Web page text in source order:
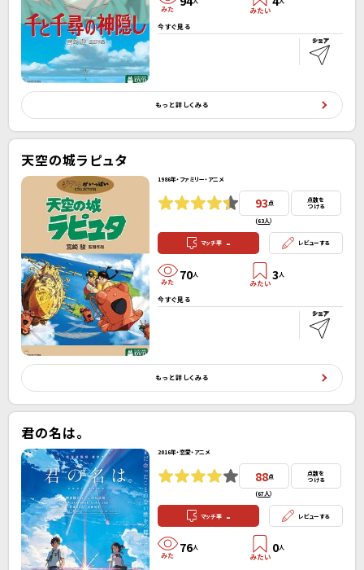
今すぐ見る
もっと詳しくみる
天空の城ラピュタ
1986年・ファミリー・アニメ
93点
(63人）
点数を
つける
マッチ率 - レビューする
70人 3人
今すぐ見る
もっと詳しくみる
君の名は。
2016年・恋愛・アニメ
88点
(67人）
点数を
つける
マッチ率 - レビューする
76人 0人